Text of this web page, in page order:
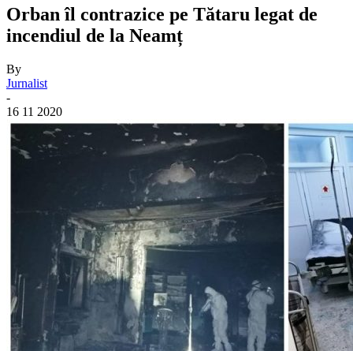
Orban îl contrazice pe Tătaru legat de
incendiul de la Neamț
By
Jurnalist
-
16 11 2020